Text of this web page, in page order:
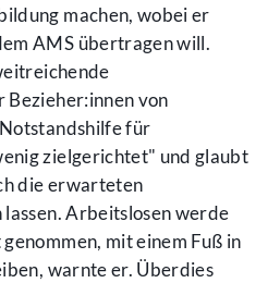
anzeigen
machen, wobei er
AMS übertragen will.
von
für
zielgerichtet" und glaubt
die erwarteten
Arbeitslosen werde
mit einem Fuß in
warnte er. Überdies